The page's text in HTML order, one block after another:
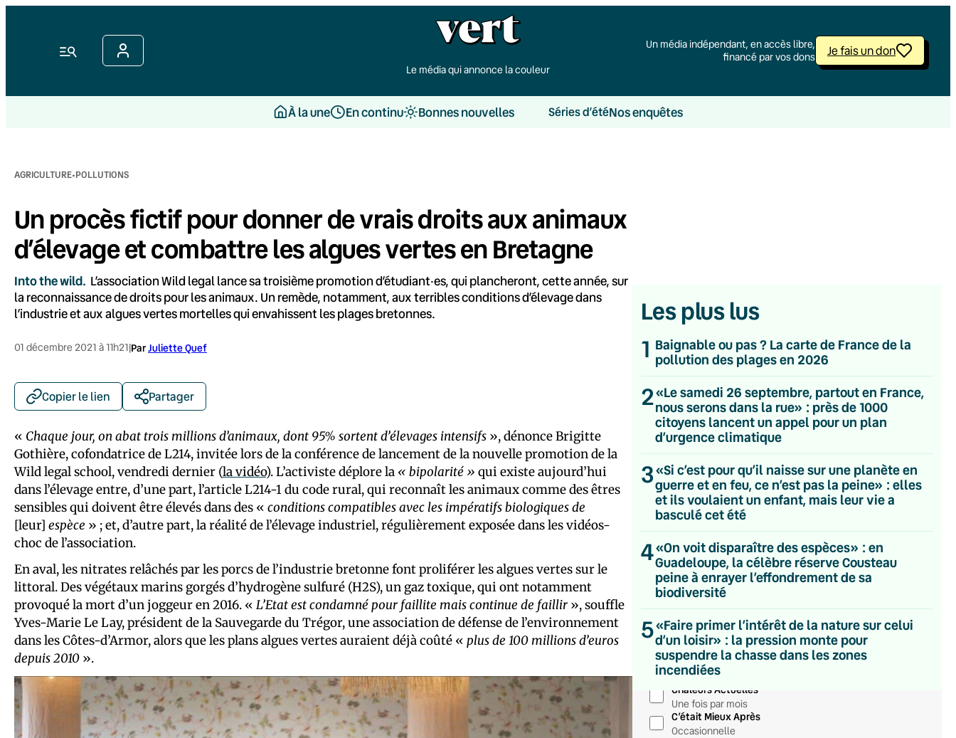
Menu
Le média qui annonce la couleur
Un média indépendant, en accès libre,
financé par vos dons
Je fais un don
À la une En continu Bonnes nouvelles Séries d’étéNos enquêtes
AGRICULTURE·POLLUTIONS
Un procès fictif pour donner de vrais droits aux animaux
d’élevage et combattre les algues vertes en Bretagne
Into the wild. L’association Wild legal lance sa troisième promotion d’étudiant·es, qui plancheront, cette année, sur
la reconnaissance de droits pour les animaux. Un remède, notamment, aux terribles conditions d’élevage dans
l’industrie et aux algues vertes mortelles qui envahissent les plages bretonnes.
01 décembre 2021 à 11h21|ParJuliette Quef
Copier le lien Partager
« Chaque jour, on abat trois millions d’animaux, dont 95% sortent d’élevages intensifs », dénonce Brigitte
Gothière, cofondatrice de L214, invitée lors de la conférence de lancement de la nouvelle promotion de la
Wild legal school, vendredi dernier (la vidéo). L’activiste déplore la « bipolarité » qui existe aujourd’hui
dans l’élevage entre, d’une part, l’article L214-1 du code rural, qui reconnaît les animaux comme des êtres
sensibles qui doivent être élevés dans des « conditions compatibles avec les impératifs biologiques de
[leur] espèce » ; et, d’autre part, la réalité de l’élevage industriel, régulièrement exposée dans les vidéos-
choc de l’association.
En aval, les nitrates relâchés par les porcs de l’industrie bretonne font proliférer les algues vertes sur le
littoral. Des végétaux marins gorgés d’hydrogène sulfuré (H2S), un gaz toxique, qui ont notamment
provoqué la mort d’un joggeur en 2016. « L’Etat est condamné pour faillite mais continue de faillir », souffle
Yves-Marie Le Lay, président de la Sauvegarde du Trégor, une association de défense de l’environnement
dans les Côtes-d’Armor, alors que les plans algues vertes auraient déjà coûté « plus de 100 millions d’euros
depuis 2010 ».
Les plus lus
1 Baignable ou pas ? La carte de France de la
pollution des plages en 2026
2«Le samedi 26 septembre, partout en France,
nous serons dans la rue» : près de 1000
citoyens lancent un appel pour un plan
d’urgence climatique
3«Si c’est pour qu’il naisse sur une planète en
guerre et en feu, ce n’est pas la peine» : elles
et ils voulaient un enfant, mais leur vie a
basculé cet été
4«On voit disparaître des espèces» : en
Guadeloupe, la célèbre réserve Cousteau
peine à enrayer l’effondrement de sa
biodiversité
5«Faire primer l’intérêt de la nature sur celui
d’un loisir» : la pression monte pour
suspendre la chasse dans les zones
incendiées
💌 Inscrivez-vous à nos newsletters
Quotidienne
Du lundi au vendredi
Hebdomadaire
Le samedi
Chaleurs Actuelles
Une fois par mois
C’était Mieux Après
Occasionnelle